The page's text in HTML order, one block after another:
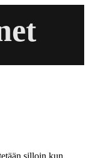
silloin kun